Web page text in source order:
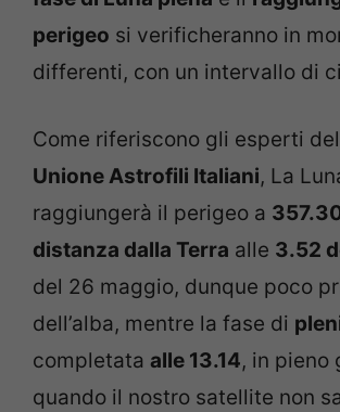
perigeo si verificheranno in
differenti, con un intervallo di
Come riferiscono gli esperti
Unione Astrofili Italiani, La
raggiungerà il perigeo a
distanza dalla Terra alle 3.52
del 26 maggio, dunque poco
dell’alba, mentre la fase di
completata alle 13.14, in pieno
quando il nostro satellite non